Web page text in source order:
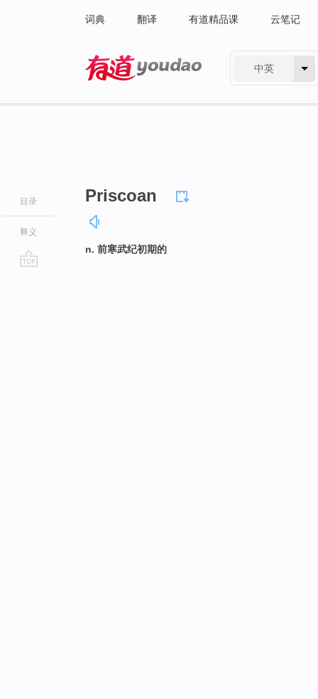
词典 翻译 有道精品课 云笔记
中英
目录
释义
Priscoan
n. 前寒武纪初期的